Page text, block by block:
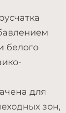
белого
для
зон,